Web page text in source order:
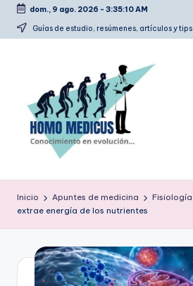
Saltar
dom., 9 ago. 2026 - 3:35:12 AM
Guías de estudio, resúmenes, artículos y tips
o
m
m
estudio,
tips
Inicio Apuntes de medicina Fisiología
extrae energía de los nutrientes